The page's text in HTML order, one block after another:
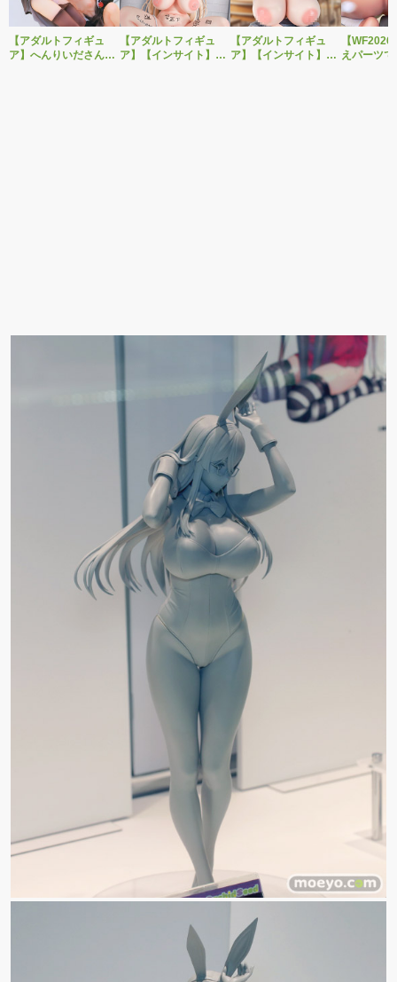
【アダルトフィギュ
ア】へんりいださんイ
【アダルトフィギュ
ア】【インサイト】肉
【アダルトフィギュ
ア】【インサイト】肉
【
えパーツ